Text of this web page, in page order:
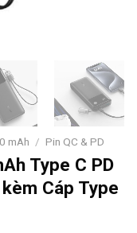
mAh / Pin QC & PD
Type C PD
Cáp Type